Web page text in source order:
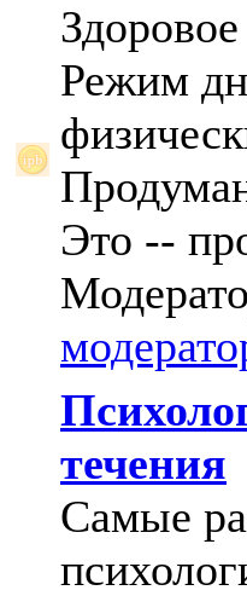
Режим
Это --
течения
Самые